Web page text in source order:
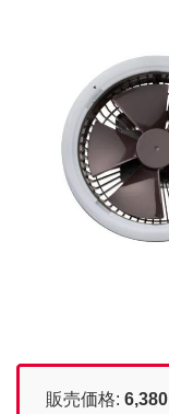
販売価格: 6,380